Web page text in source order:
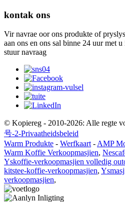
kontak ons
Vir navrae oor ons produkte of
aan ons en ons sal binne 24 uur met
stuur navraag
© Kopiereg - 2010-2026: Alle regte
号-2-Privaatheidsbeleid
Warm Produkte - Werfkaart - AMP
Warm Koffie Verkoopmasjien,
Yskoffie-verkoopmasjien volledig
kitstee-koffie-verkoopmasjien,
verkoopmasjien,